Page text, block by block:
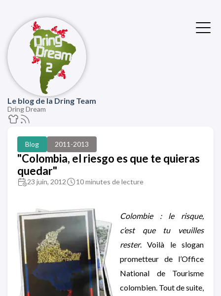
Le blog de la Dring Team
Dring Dream
Blog 2011-2013
"Colombia, el riesgo es que te quieras
quedar"
23 juin, 2012 10 minutes de lecture
Colombie : le risque,
c’est que tu veuilles
rester. Voilà le slogan
prometteur de l’Office
National de Tourisme
colombien. Tout de suite,